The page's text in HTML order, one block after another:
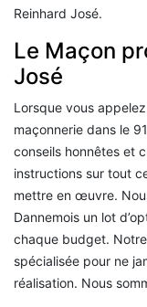
Reinhard José.
Le Maçon
José
Lorsque vous
maçonnerie dans le
conseils honnêtes et
instructions sur tout
mettre en œuvre.
Dannemois un lot
chaque budget.
spécialisée pour ne
réalisation. Nous